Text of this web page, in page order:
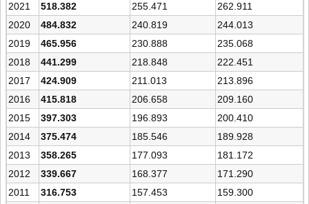
2021
518.382 255.471
262.911
2020
484.832 240.819
244.013
2019
465.956 230.888
235.068
2018
441.299 218.848
222.451
2017
424.909 211.013
213.896
2016
415.818 206.658
209.160
2015
397.303 196.893
200.410
2014
375.474 185.546
189.928
2013
358.265 177.093
181.172
2012
339.667 168.377
171.290
2011
316.753 157.453
159.300